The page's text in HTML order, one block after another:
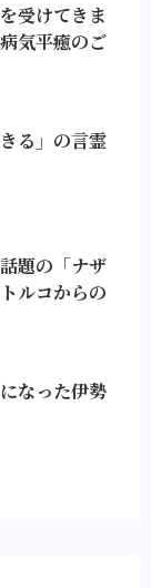
受けてきま
気平癒のご
る」の言霊
題の「ナザ
ルコからの
なった伊勢